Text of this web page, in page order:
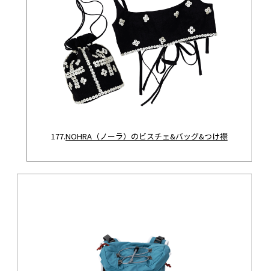
177.NOHRA（ノーラ）のビスチェ&バッグ&つけ襟